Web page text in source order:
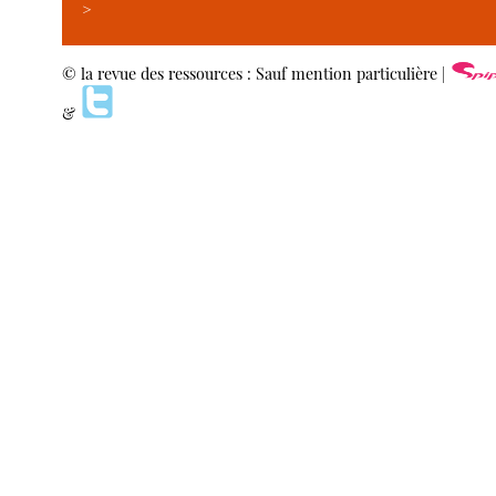
>
© la revue des ressources : Sauf mention particulière |
&